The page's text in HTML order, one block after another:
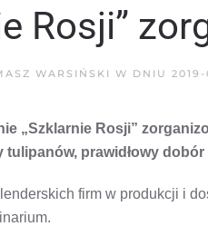
Rosji”
WARSIŃSKI W DNIU 2019-
„Szklarnie Rosji”
prawidłowy
firm w produkcji i